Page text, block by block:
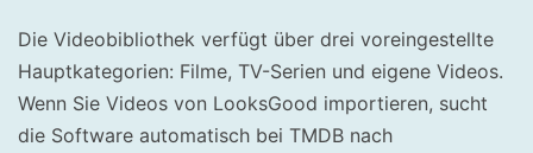
Die Videobibliothek verfügt über drei voreingestellte
Hauptkategorien: Filme, TV-Serien und eigene Videos.
Wenn Sie Videos von LooksGood importieren, sucht
die Software automatisch bei TMDB nach